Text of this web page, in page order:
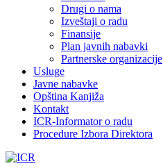
Drugi o nama
Izveštaji o radu
Finansije
Plan javnih nabavki
Partnerske organizacije
Usluge
Javne nabavke
Opština Kanjiža
Kontakt
ICR-Informator o radu
Procedure Izbora Direktora